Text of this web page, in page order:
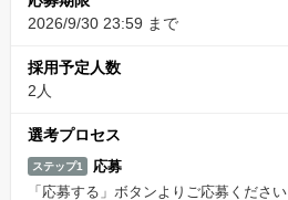
2026/9/30 23:59 まで
採用予定人数
2人
選考プロセス
ステップ1
応募
「応募する」ボタンよりご応募ください